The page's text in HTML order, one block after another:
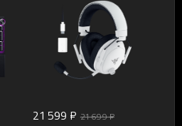
21 599 ₽ 21 699 ₽